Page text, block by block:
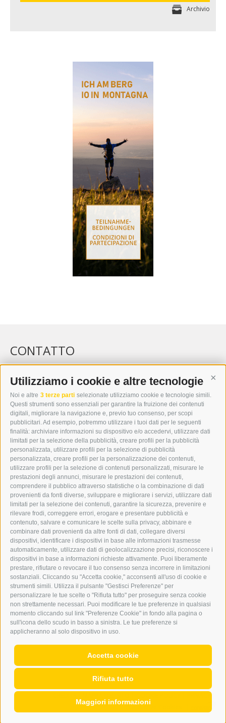
Utilizziamo i cookie e altre tecnologie
Noi e altre 3 terze parti selezionate utilizziamo cookie e tecnologie simili.
Questi strumenti sono essenziali per garantire la fruizione dei contenuti
digitali, migliorare la navigazione e, previo tuo consenso, per scopi
pubblicitari. Ad esempio, potremmo utilizzare i tuoi dati per le seguenti
finalità: archiviare informazioni su dispositivo e/o accedervi, utilizzare dati
limitati per la selezione della pubblicità, creare profili per la pubblicità
personalizzata, utilizzare profili per la selezione di pubblicità
personalizzata, creare profili per la personalizzazione dei contenuti,
utilizzare profili per la selezione di contenuti personalizzati, misurare le
prestazioni degli annunci, misurare le prestazioni dei contenuti,
comprendere il pubblico attraverso statistiche o la combinazione di dati
provenienti da fonti diverse, sviluppare e migliorare i servizi, utilizzare dati
limitati per la selezione dei contenuti, garantire la sicurezza, prevenire e
rilevare frodi, correggere errori, erogare e presentare pubblicità e
contenuto, salvare e comunicare le scelte sulla privacy, abbinare e
combinare dati provenienti da altre fonti di dati, collegare diversi
dispositivi, identificare i dispositivi in base alle informazioni trasmesse
automaticamente, utilizzare dati di geolocalizzazione precisi, riconoscere i
dispositivi in base a informazioni richieste attivamente. Puoi liberamente
prestare, rifiutare o revocare il tuo consenso senza incorrere in limitazioni
sostanziali. Cliccando su "Accetta cookie," acconsenti all'uso di cookie e
strumenti simili. Utilizza il pulsante "Gestisci Preferenze" per
personalizzare le tue scelte o "Rifiuta tutto" per proseguire senza cookie
non strettamente necessari. Puoi modificare le tue preferenze in qualsiasi
momento cliccando sul link "Preferenze Cookie" in fondo alla pagina o
sull'icona dello scudo in basso a sinistra. Le tue preferenze si
applicheranno al solo dispositivo in uso.
Accetta cookie
Rifiuta tutto
Maggiori informazioni
Archivio
CONTATTO
WIPP-MEDIA GMBH
DER ERKER
I-39049 VIPITENO
TEL.: +39 0472 766876
GRAFIK@DERERKER.IT
INFO@DERERKER.IT
BARBARA.FONTANA@DERERKER.IT
ERKER
PUBBLICITÀ NELL’ERKER
PUBBLICITÀ ONLINE
ADDEBITO DIRETTO SEPA
REGOLAMENTO COMMENTI
ONLINE VOTING
SERVICE
EVENTI
ANNUNCI
LINK UTILI
METEO
WEBCAM
VIDEO
NECROLOGI
|
Preferenze Cookies